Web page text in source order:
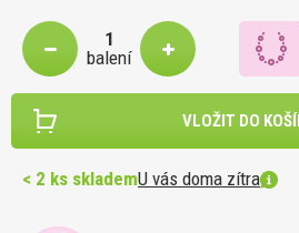
balení
VLOŽIT DO
< 2 ks sklademU vás doma zítra